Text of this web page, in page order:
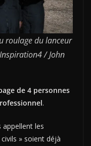
roulage du lanceur
/ John
de 4 personnes
.
appellent les
» soient déjà